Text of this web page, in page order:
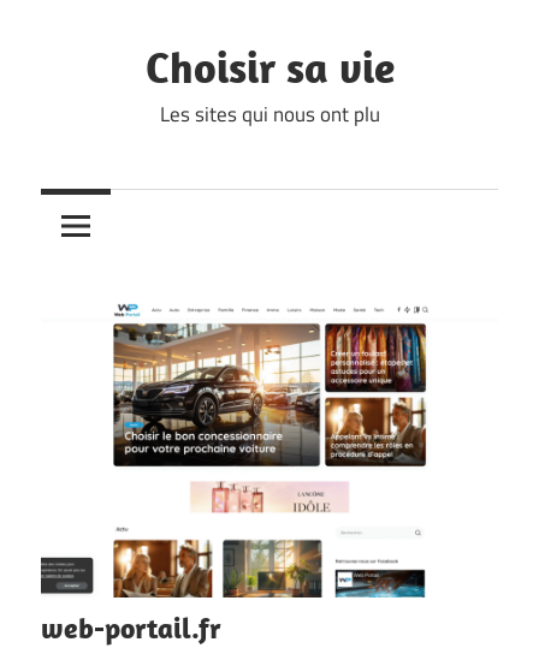
Choisir sa vie
Les sites qui nous ont plu
web-portail.fr